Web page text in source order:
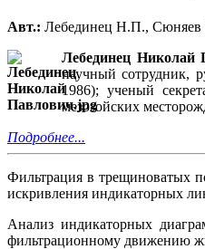
Авт.: Лебединец Н.П.,
Лебединец Николай
научный сотрудник,
1986); ученый
мезозойских
Подробнее...
Фильтрация в трещиноватых
искривления индикаторных
Анализ индикаторных
фильтрационному движению